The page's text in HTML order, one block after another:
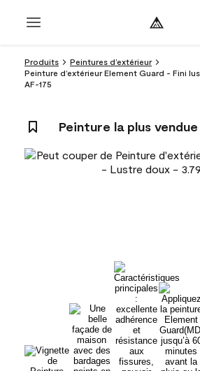
Produits
Peintures d’extérieur
Peinture d’extérieur Element Guard - Fini
AF-175
Peinture la plus vendue